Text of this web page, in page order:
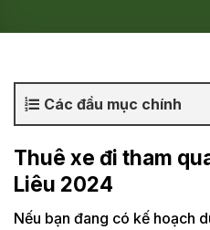
Các đầu mục chính
Thuê xe đi tham
Liêu 2024
Nếu bạn đang có kế hoạch